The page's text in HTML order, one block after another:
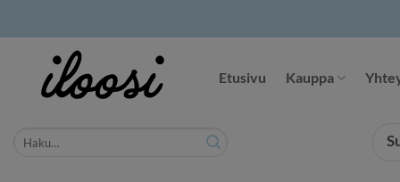
sisältöön
Etusivu Kauppa